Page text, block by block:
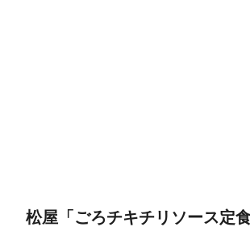
松屋「ごろチキチリソース定